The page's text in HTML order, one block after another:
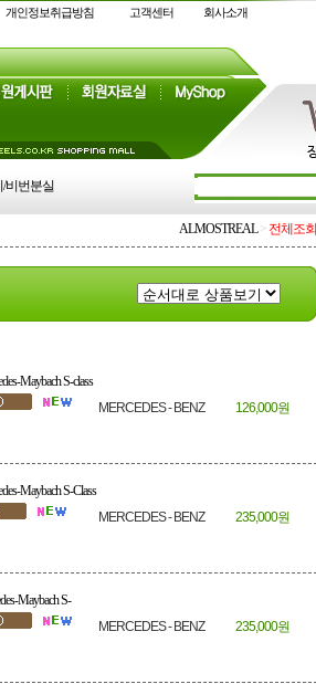
개인정보취급방침 고객센터 회사소개
/비번분실
ALMOSTREAL> 전체조회
Maybach S-class
MERCEDES - BENZ 126,000원
Maybach S-Class
MERCEDES - BENZ 235,000원
Maybach S-
MERCEDES - BENZ 235,000원